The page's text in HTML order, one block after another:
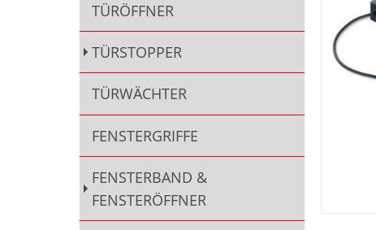
TÜRÖFFNER
TÜRSTOPPER
TÜRWÄCHTER
FENSTERGRIFFE
FENSTERBAND &
FENSTERÖFFNER